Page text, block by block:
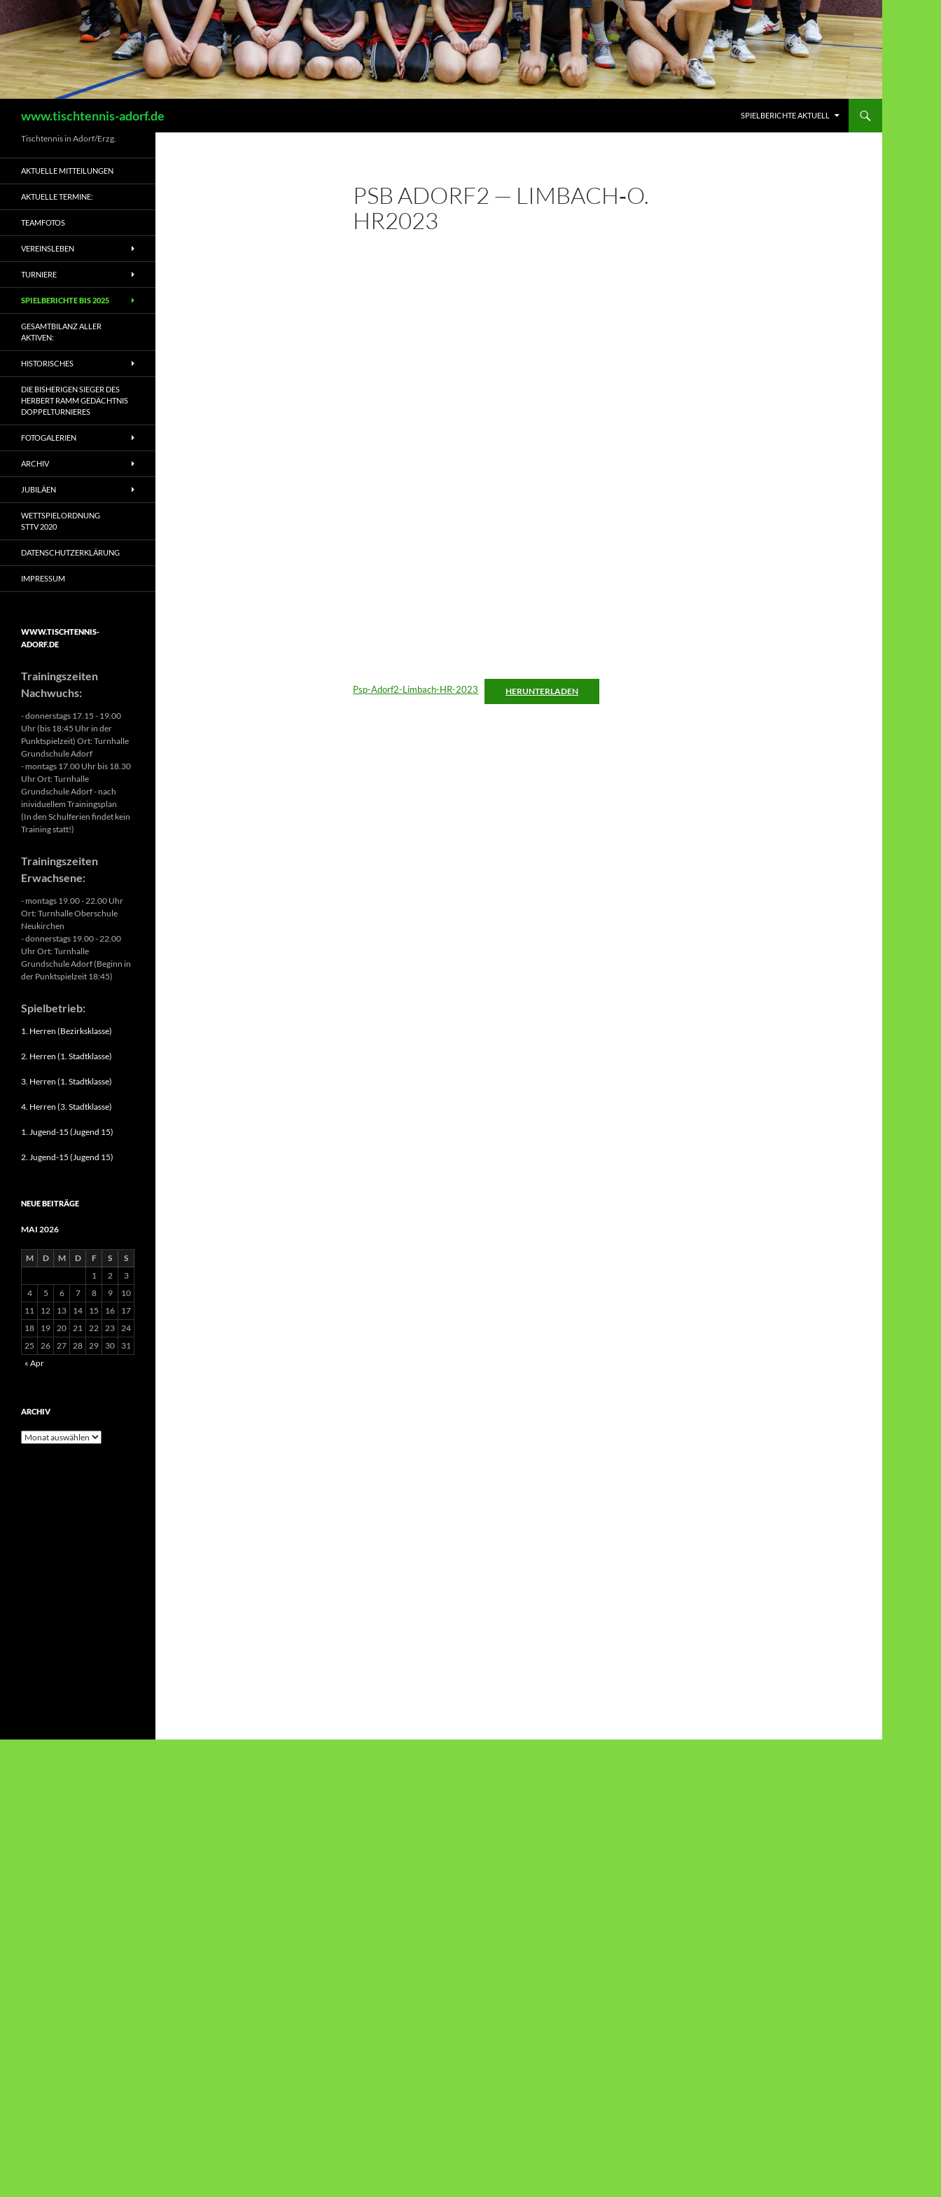
www.tischtennis-adorf.de SPIELBERICHTE AKTUELL
PSB ADORF2 — LIMBACH‑O.
HR2023
Psp-Adorf2-Limbach-HR-2023 HERUN­TER­LADEN
Tischtennis in Adorf/Erzg.
AKTUELLE MITTEILUNGEN
AKTUELLE TERMINE:
TEAMFOTOS
VEREINSLEBEN
TURNIERE
SPIELBERICHTE BIS 2025
GESAMTBILANZ ALLER
AKTIVEN:
HISTORISCHES
DIE BISHERIGEN SIEGER DES
HERBERT RAMM GEDÄCHTNIS
DOPPELTURNIERES
FOTOGALERIEN
ARCHIV
JUBILÄEN
WETTSPIELORDNUNG
STTV 2020
DATENSCHUTZERKLÄRUNG
IMPRESSUM
WWW.TISCHTENNIS-
ADORF.DE
Trainingszeiten
Nachwuchs:
- donnerstags 17.15 - 19.00
Uhr (bis 18:45 Uhr in der
Punktspielzeit) Ort: Turnhalle
Grundschule Adorf
- montags 17.00 Uhr bis 18.30
Uhr Ort: Turnhalle
Grundschule Adorf - nach
inividuellem Trainingsplan
(In den Schulferien findet kein
Training statt!)
Trainingszeiten
Erwachsene:
- montags 19.00 - 22.00 Uhr
Ort: Turnhalle Oberschule
Neukirchen
- donnerstags 19.00 - 22.00
Uhr Ort: Turnhalle
Grundschule Adorf (Beginn in
der Punktspielzeit 18:45)
Spielbetrieb:
1. Herren (Bezirksklasse)
2. Herren (1. Stadtklasse)
3. Herren (1. Stadtklasse)
4. Herren (3. Stadtklasse)
1. Jugend-15 (Jugend 15)
2. Jugend-15 (Jugend 15)
NEUE BEITRÄGE
MAI 2026
M D M D F S
S
1
2
3
4
5 6 7 8 9
10
11
12 13 14 15 16
17
18
19 20 21 22 23 24
25
26 27 28 29 30
31
« Apr
ARCHIV
Archiv